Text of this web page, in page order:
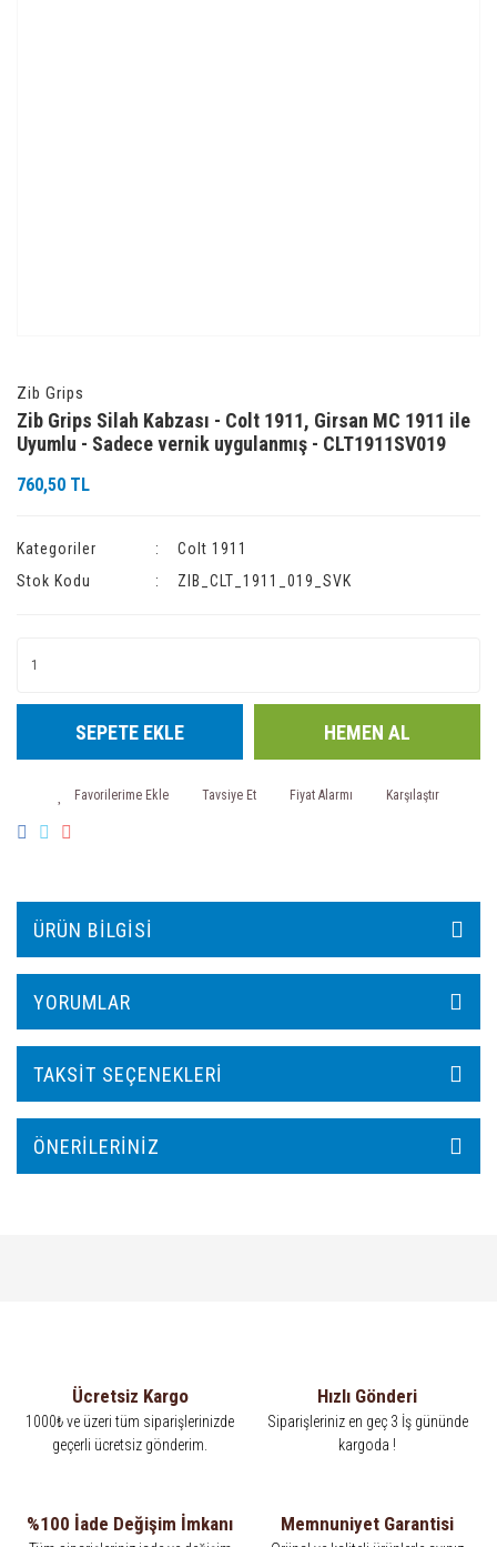
Zib Grips
Zib Grips Silah Kabzası - Colt 1911, Girsan MC 1911 ile
Uyumlu - Sadece vernik uygulanmış - CLT1911SV019
760,50 TL
Kategoriler
Colt 1911
Stok Kodu
ZIB_CLT_1911_019_SVK
SEPETE EKLE HEMEN AL
Tavsiye Et Fiyat Alarmı Karşılaştır
ÜRÜN BILGISI
YORUMLAR
TAKSIT SEÇENEKLERI
ÖNERILERINIZ
Ücretsiz Kargo
1000₺ ve üzeri tüm siparişlerinizde
geçerli ücretsiz gönderim.
Hızlı Gönderi
Siparişleriniz en geç 3 İş gününde
kargoda !
%100 İade Değişim İmkanı Memnuniyet Garantisi